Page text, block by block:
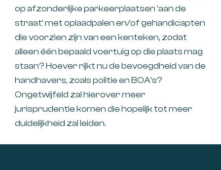
op afzonderlijke parkeerplaatsen ‘aan de
straat’ met oplaadpalen en/of gehandicapten
die voorzien zijn van een kenteken, zodat
alleen één bepaald voertuig op die plaats mag
staan? Hoever rijkt nu de bevoegdheid van de
handhavers, zoals politie en BOA’s?
Ongetwijfeld zal hierover meer
jurisprudentie komen die hopelijk tot meer
duidelijkheid zal leiden.